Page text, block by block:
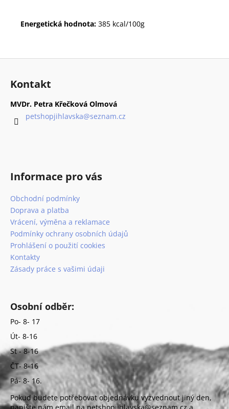
Energetická hodnota: 385 kcal/100g
Z
Kontakt
MVDr. Petra Křečková Olmová
petshopjihlavska@seznam.cz
Informace pro vás
Obchodní podmínky
Doprava a platba
Vrácení, výměna a reklamace
Podmínky ochrany osobních údajů
Prohlášení o použití cookies
Kontakty
Zásady práce s vašimi údaji
Osobní odběr:
Po- 8- 17
Út- 8-16
St - 8-16
ČT- 8-16
Pá- 8- 16.
Pokud budete potřebovat objednávku vyzvednout jiný den,
napište nám email na petshopjihlavska@seznam.cz a